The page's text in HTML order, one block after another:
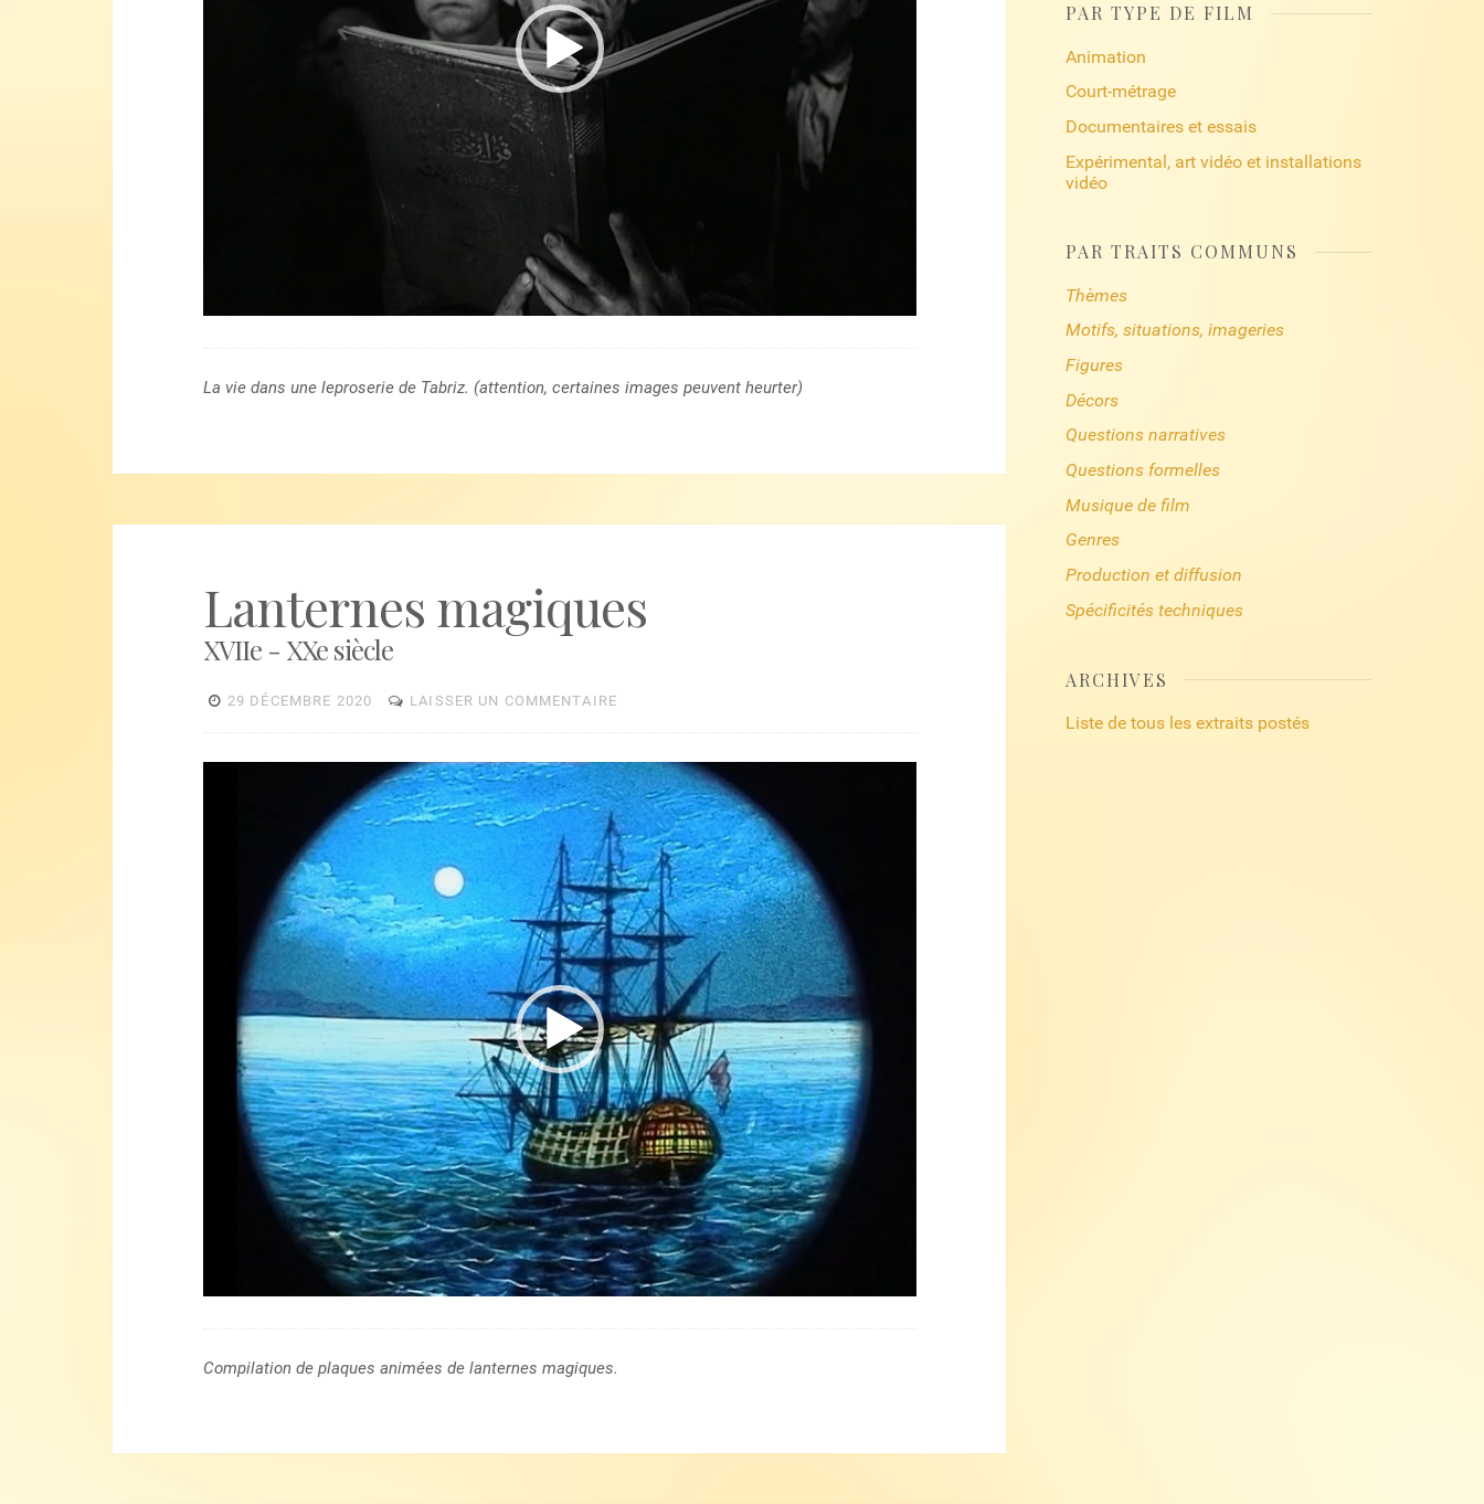
La vie dans une leproserie de Tabriz. (attention, certaines images peuvent heurter)
Lanternes magiques
XVIIe - XXe siècle
29 DÉCEMBRE 2020 LAISSER UN COMMENTAIRE
Compilation de plaques animées de lanternes magiques.
PAR TYPE DE FILM
Animation
Court-métrage
Documentaires et essais
Expérimental, art vidéo et installations
vidéo
PAR TRAITS COMMUNS
Thèmes
Motifs, situations, imageries
Figures
Décors
Questions narratives
Questions formelles
Musique de film
Genres
Production et diffusion
Spécificités techniques
ARCHIVES
Liste de tous les extraits postés